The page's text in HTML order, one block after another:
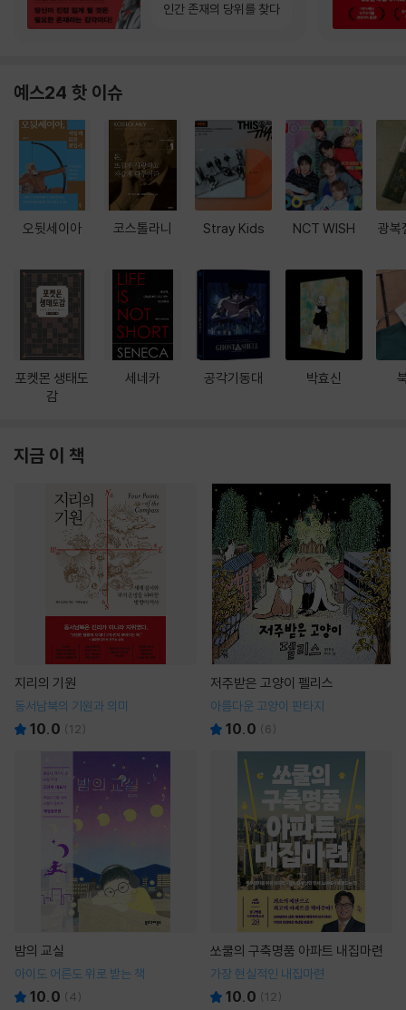
인간 존재의 당위를 찾다
예스24 핫 이슈
오뒷세이아
포켓몬 생태도
감
코스톨라니
세네카
Stray Kids
공각기동대
NCT WISH
박효신
광복
지금 이 책
지리의 기원
동서남북의 기원과 의미
10.0 (12)
저주받은 고양이 펠리스
아름다운 고양이 판타지
10.0 (6)
밤의 교실
아이도 어른도 위로 받는 책
10.0 (4)
쏘쿨의 구축명품 아파트 내집마련
가장 현실적인 내집마련
10.0 (12)